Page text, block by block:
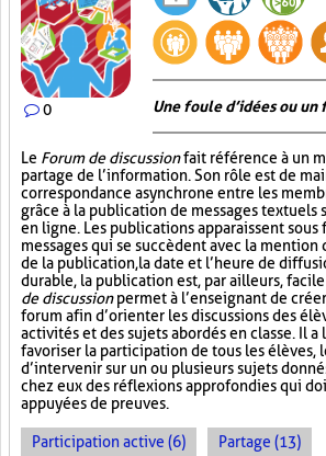
0 Une foule d’idées ou un
Le Forum de discussionfait référence à un
partage de l’information. Son rôle est de
correspondance asynchrone entre les
grâce à la publication de messages textuels
en ligne. Les publications apparaissent sous
messages qui se succèdent avec la mention
de la publication, la date et l’heure de
durable, la publication est, par ailleurs,
de discussionpermet à l’enseignant de
forum afin d’orienter les discussions des
activités et des sujets abordés en classe. Il a
favoriser la participation de tous les élèves,
d’intervenir sur un ou plusieurs sujets
chez eux des réflexions approfondies qui
appuyées de preuves.
Participation active (6) Partage (13)